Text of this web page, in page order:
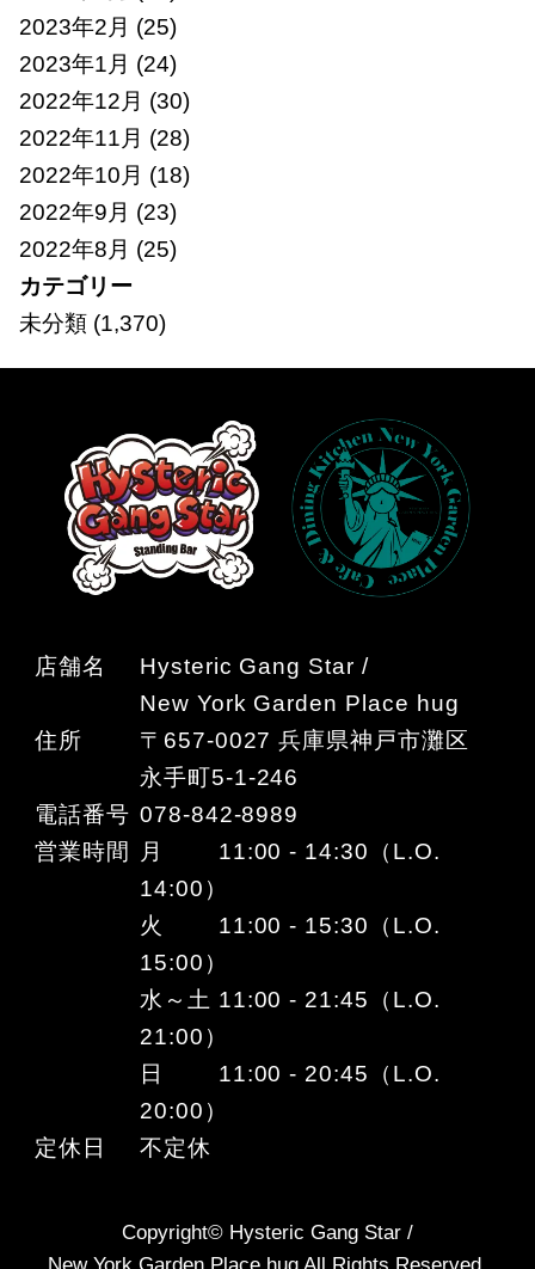
2023年2月 (25)
2023年1月 (24)
2022年12月 (30)
2022年11月 (28)
2022年10月 (18)
2022年9月 (23)
2022年8月 (25)
カテゴリー
未分類(1,370)
店舗名
Hysteric Gang Star /
New York Garden Place hug
住所
〒657-0027 兵庫県神戸市灘区
永手町5-1-246
電話番号 078-842-8989
営業時間
月 11:00 - 14:30（L.O.
14:00）
火 11:00 - 15:30（L.O.
15:00）
水～土 11:00 - 21:45（L.O.
21:00）
日 11:00 - 20:45（L.O.
20:00）
定休日
不定休
Copyright© Hysteric Gang Star /
New York Garden Place hug All Rights Reserved.